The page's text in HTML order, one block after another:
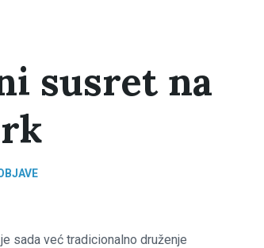
susret na
sada već tradicionalno druženje